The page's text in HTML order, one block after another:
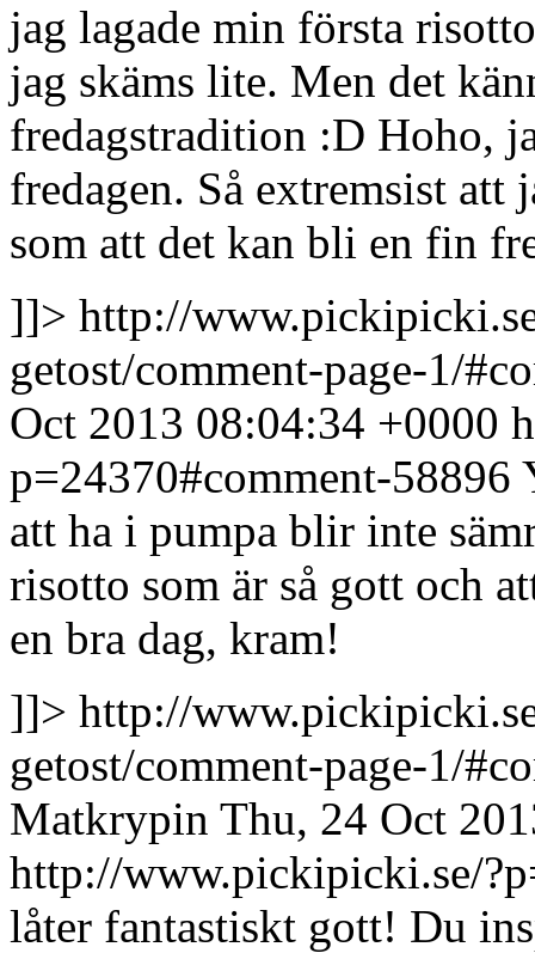
jag lagade min första
jag skäms lite. Men det
fredagstradition :D Hoho,
fredagen. Så extremsist att
som att det kan bli en fin
]]> http://
getost/comment-page-1/
Oct 2013 08:04:34 +0000
p=24370#comment-58896
att ha i pumpa blir inte
risotto som är så gott och
en bra dag, kram!
]]> http://
getost/comment-page-1/
Matkrypin Thu, 24 Oct
http://www.pickipicki.se/
låter fantastiskt gott! Du